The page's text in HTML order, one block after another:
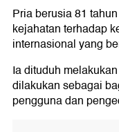
Pria berusia 81
kejahatan terhadap
internasional yang
Ia dituduh
dilakukan sebagai
pengguna dan